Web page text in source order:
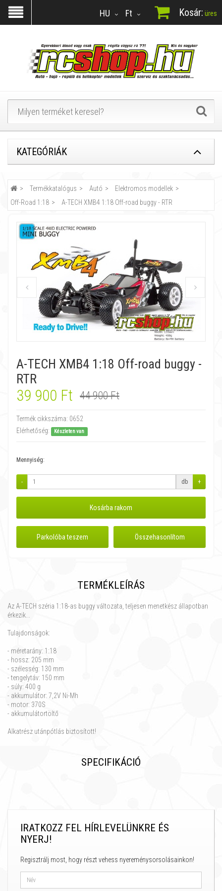
Ft
HU Kosár: üres
KATEGÓRIÁK
Termékkatalógus Autó
Elektromos modellek
Off-Road 1:18
A-TECH XMB4 1:18 Off-road buggy - RTR
A-TECH XMB4 1:18 Off-road buggy -
RTR
39 900 Ft 44 900 Ft
Termék cikkszáma: 0652
Elérhetőség:
Készleten van
Mennyiség:
- db +
Kosárba rakom
Parkolóba teszem Összehasonlítom
TERMÉKLEÍRÁS
Az A-TECH széria 1:18-as buggy változata, teljesen menetkész állapotban
érkezik...
Tulajdonságok:
- méretarány: 1:18
- hossz: 205 mm
- szélesség: 130 mm
- tengelytáv: 150 mm
- súly: 400 g
- akkumulátor: 7,2V Ni-Mh
- motor: 370S
- akkumulátortöltő
Alkatrész utánpótlás biztosított!
SPECIFIKÁCIÓ
IRATKOZZ FEL HÍRLEVELÜNKRE ÉS
NYERJ!
Regisztrálj most, hogy részt vehess nyereménysorsolásainkon!